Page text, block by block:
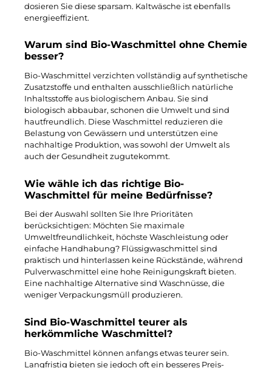
dosieren Sie diese sparsam. Kaltwäsche ist ebenfalls
energieeffizient.
Warum sind Bio-Waschmittel ohne Chemie
besser?
Bio-Waschmittel verzichten vollständig auf synthetische
Zusatzstoffe und enthalten ausschließlich natürliche
Inhaltsstoffe aus biologischem Anbau. Sie sind
biologisch abbaubar, schonen die Umwelt und sind
hautfreundlich. Diese Waschmittel reduzieren die
Belastung von Gewässern und unterstützen eine
nachhaltige Produktion, was sowohl der Umwelt als
auch der Gesundheit zugutekommt.
Wie wähle ich das richtige Bio-
Waschmittel für meine Bedürfnisse?
Bei der Auswahl sollten Sie Ihre Prioritäten
berücksichtigen: Möchten Sie maximale
Umweltfreundlichkeit, höchste Waschleistung oder
einfache Handhabung? Flüssigwaschmittel sind
praktisch und hinterlassen keine Rückstände, während
Pulverwaschmittel eine hohe Reinigungskraft bieten.
Eine nachhaltige Alternative sind Waschnüsse, die
weniger Verpackungsmüll produzieren.
Sind Bio-Waschmittel teurer als
herkömmliche Waschmittel?
Bio-Waschmittel können anfangs etwas teurer sein.
Langfristig bieten sie jedoch oft ein besseres Preis-